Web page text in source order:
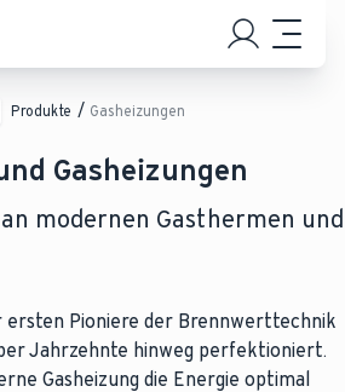
Produkte Gasheizungen
Gasheizungen
modernen Gasthermen und
ersten Pioniere der Brennwerttechnik
Jahrzehnte hinweg perfektioniert.
Gasheizung die Energie optimal